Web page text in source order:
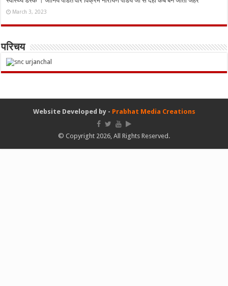
March 3, 2023
परिचय
Website Developed by - Prabhat Media Creations
© Copyright 2026, All Rights Reserved.